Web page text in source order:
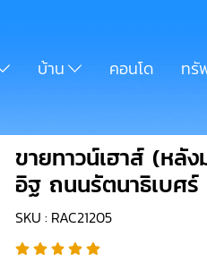
บ้าน คอนโด ทรั
ขายทาวน์เฮาส์ (หลั
อิฐ ถนนรัตนาธิเบศร์
SKU : RAC21205